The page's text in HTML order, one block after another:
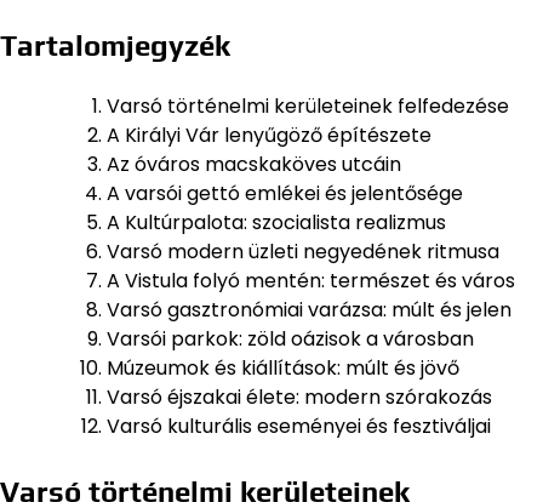
Tartalomjegyzék
Varsó történelmi kerületeinek felfedezése
A Királyi Vár lenyűgöző építészete
Az óváros macskaköves utcáin
A varsói gettó emlékei és jelentősége
A Kultúrpalota: szocialista realizmus
Varsó modern üzleti negyedének ritmusa
A Vistula folyó mentén: természet és város
Varsó gasztronómiai varázsa: múlt és jelen
Varsói parkok: zöld oázisok a városban
Múzeumok és kiállítások: múlt és jövő
Varsó éjszakai élete: modern szórakozás
Varsó kulturális eseményei és fesztiváljai
Varsó történelmi kerületeinek